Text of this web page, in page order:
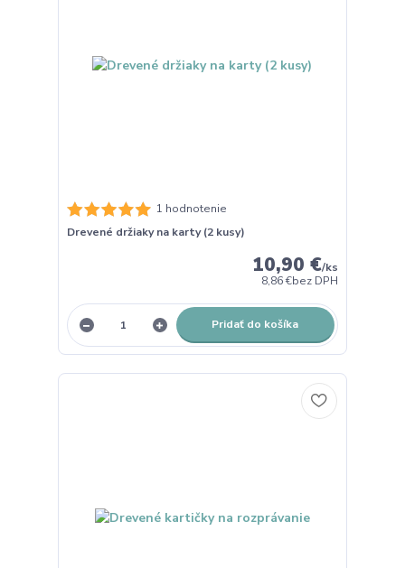
1 hodnotenie
Drevené držiaky na karty (2 kusy)
10,90 €/ks
8,86 €bez DPH
Pridať do košíka